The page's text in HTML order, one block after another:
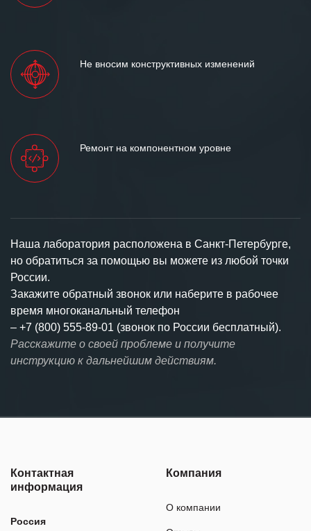
Не вносим конструктивных изменений
Ремонт на компонентном уровне
Наша лаборатория расположена в Санкт-Петербурге,
но обратиться за помощью вы можете из любой точки
России.
Закажите обратный звонок или наберите в рабочее
время многоканальный телефон
– +7 (800) 555-89-01 (звонок по России бесплатный).
Расскажите о своей проблеме и получите
инструкцию к дальнейшим действиям.
Контактная
информация
Россия
Компания
О компании